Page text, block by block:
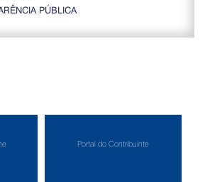
PÚBLICA
Portal do Contribuinte